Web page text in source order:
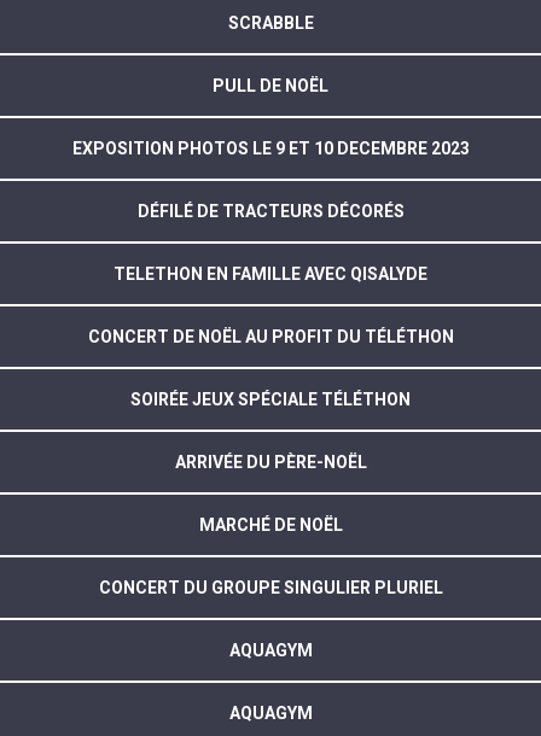
SCRABBLE
PULL DE NOËL
EXPOSITION PHOTOS LE 9 ET 10 DECEMBRE 2023
DÉFILÉ DE TRACTEURS DÉCORÉS
TELETHON EN FAMILLE AVEC QISALYDE
CONCERT DE NOËL AU PROFIT DU TÉLÉTHON
SOIRÉE JEUX SPÉCIALE TÉLÉTHON
ARRIVÉE DU PÈRE-NOËL
MARCHÉ DE NOËL
CONCERT DU GROUPE SINGULIER PLURIEL
AQUAGYM
AQUAGYM